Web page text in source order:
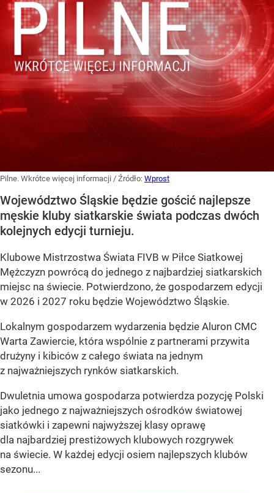
Pilne. Wkrótce więcej informacji / Źródło: Wprost
Województwo Śląskie będzie gościć najlepsze
męskie kluby siatkarskie świata podczas dwóch
kolejnych edycji turnieju.
Klubowe Mistrzostwa Świata FIVB w Piłce Siatkowej
Mężczyzn powrócą do jednego z najbardziej siatkarskich
miejsc na świecie. Potwierdzono, że gospodarzem edycji
w 2026 i 2027 roku będzie Województwo Śląskie.
Lokalnym gospodarzem wydarzenia będzie Aluron CMC
Warta Zawiercie, która wspólnie z partnerami przywita
drużyny i kibiców z całego świata na jednym
z najważniejszych rynków siatkarskich.
Dwuletnia umowa gospodarza potwierdza pozycję Polski
jako jednego z najważniejszych ośrodków światowej
siatkówki i zapewni najwyższej klasy oprawę
dla najbardziej prestiżowych klubowych rozgrywek
na świecie. W każdej edycji osiem najlepszych klubów
sezonu...